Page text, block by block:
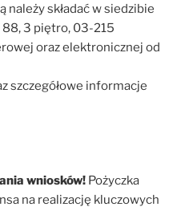
składać w siedzibie
88, 3 piętro, 03-215
oraz elektronicznej od
szczegółowe informacje
wniosków! Pożyczka
na realizację kluczowych